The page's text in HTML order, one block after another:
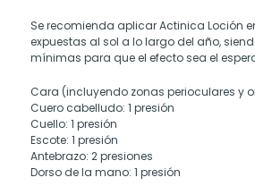
Se recomienda aplicar Actinica Loción
expuestas al sol a lo largo del año,
mínimas para que el efecto sea el
Cara (incluyendo zonas perioculares y
Cuero cabelludo: 1 presión
Cuello: 1 presión
Escote: 1 presión
Antebrazo: 2 presiones
Dorso de la mano: 1 presión